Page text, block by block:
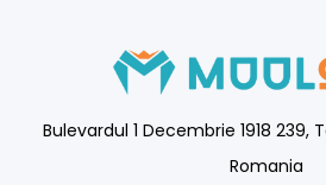
Bulevardul 1 Decembrie 1918 239,
Romania